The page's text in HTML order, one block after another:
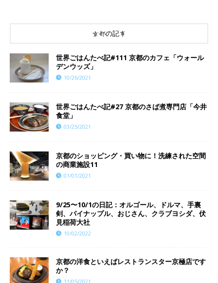
京都の記事
世界ごはんたべ記#111 京都のカフェ「ウォール
デンウッズ」
10/26/2021
世界ごはんたべ記#27 京都のさば煮専門店「今井
食堂」
03/25/2021
京都のショッピング・買い物に！洗練された空間
の商業施設11
01/01/2021
9/25〜10/1の日記：オルゴール、ドルマ、手裏
剣、パイナップル、おじさん、クラブヨシダ、伏
見稲荷大社
10/02/2022
京都の洋食といえばレストランスター京極店です
か？
11/05/2021